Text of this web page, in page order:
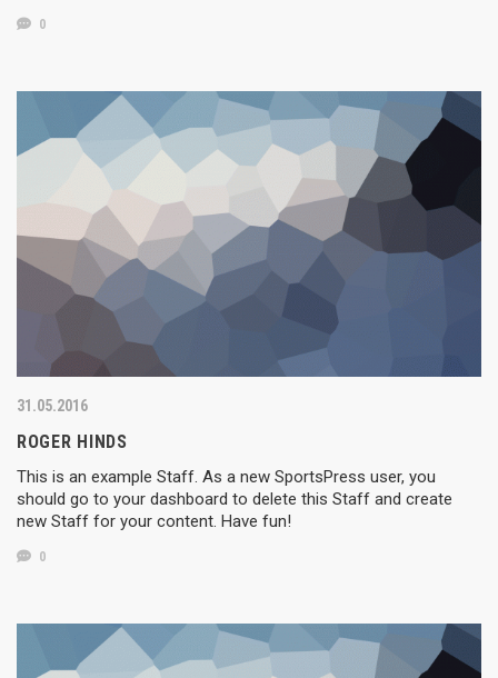
0
31.05.2016
ROGER HINDS
This is an example Staff. As a new SportsPress user, you
should go to your dashboard to delete this Staff and create
new Staff for your content. Have fun!
0